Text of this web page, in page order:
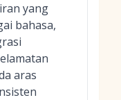
yang
bahasa,
aras